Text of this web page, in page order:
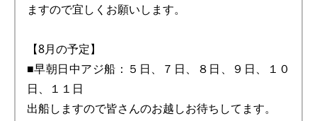
ますので宜しくお願いします。
【8月の予定】
■早朝日中アジ船：５日、７日、８日、９日、１０
日、１１日
出船しますので皆さんのお越しお待ちしてます。